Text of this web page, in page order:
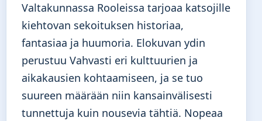
Valtakunnassa Rooleissa tarjoaa katsojille
kiehtovan sekoituksen historiaa,
fantasiaa ja huumoria. Elokuvan ydin
perustuu Vahvasti eri kulttuurien ja
aikakausien kohtaamiseen, ja se tuo
suureen määrään niin kansainvälisesti
tunnettuja kuin nousevia tähtiä. Nopeaa